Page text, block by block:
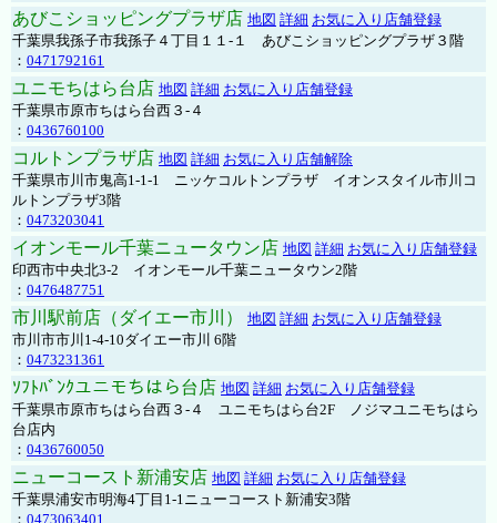
あびこショッピングプラザ店 地図 詳細 お気に入り店舗登録
千葉県我孫子市我孫子４丁目１１-１ あびこショッピングプラザ３階
： 0471792161
ユニモちはら台店 地図 詳細 お気に入り店舗登録
千葉県市原市ちはら台西３-４
： 0436760100
コルトンプラザ店 地図 詳細 お気に入り店舗解除
千葉県市川市鬼高1-1-1 ニッケコルトンプラザ イオンスタイル市川コ
ルトンプラザ3階
： 0473203041
イオンモール千葉ニュータウン店 地図 詳細 お気に入り店舗登録
印西市中央北3-2 イオンモール千葉ニュータウン2階
： 0476487751
市川駅前店（ダイエー市川） 地図 詳細 お気に入り店舗登録
市川市市川1-4-10ダイエー市川 6階
： 0473231361
ｿﾌﾄﾊﾞﾝｸユニモちはら台店 地図 詳細 お気に入り店舗登録
千葉県市原市ちはら台西３-４ ユニモちはら台2F ノジマユニモちはら
台店内
： 0436760050
ニューコースト新浦安店 地図 詳細 お気に入り店舗登録
千葉県浦安市明海4丁目1-1ニューコースト新浦安3階
： 0473063401